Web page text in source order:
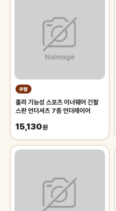
쿠팡
홀리 기능성 스포츠 이너웨어 긴팔
스판 언더셔츠 7종 언더레이어
15,130원